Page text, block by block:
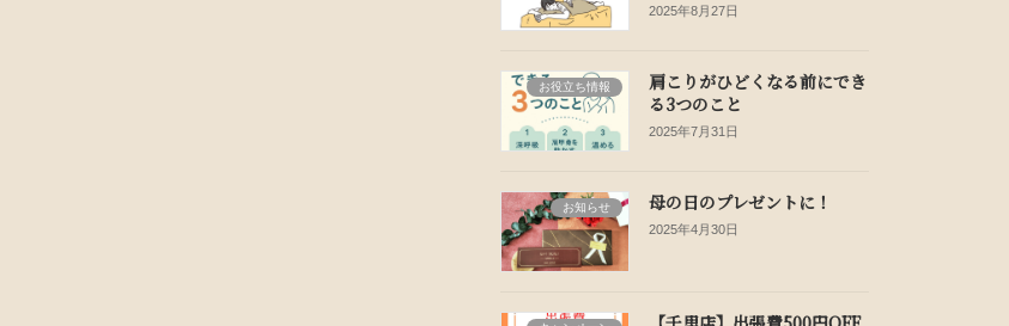
2025年8月27日
お役立ち情報
肩こりがひどくなる前にでき
る3つのこと
2025年7月31日
お知らせ 母の日のプレゼントに！
2025年4月30日